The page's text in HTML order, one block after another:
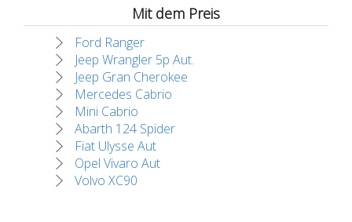
Mit dem Preis
Ford Ranger
Jeep Wrangler 5p Aut.
Jeep Gran Cherokee
Mercedes Cabrio
Mini Cabrio
Abarth 124 Spider
Fiat Ulysse Aut
Opel Vivaro Aut
Volvo XC90